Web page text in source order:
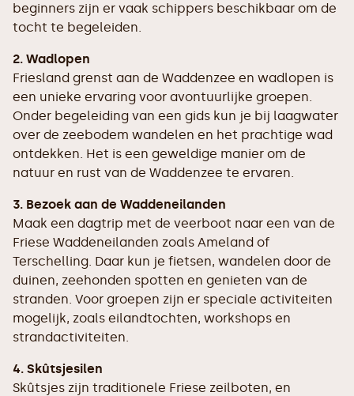
beginners zijn er vaak schippers beschikbaar om de
tocht te begeleiden.
2. Wadlopen
Friesland grenst aan de Waddenzee en wadlopen is
een unieke ervaring voor avontuurlijke groepen.
Onder begeleiding van een gids kun je bij laagwater
over de zeebodem wandelen en het prachtige wad
ontdekken. Het is een geweldige manier om de
natuur en rust van de Waddenzee te ervaren.
3. Bezoek aan de Waddeneilanden
Maak een dagtrip met de veerboot naar een van de
Friese Waddeneilanden zoals Ameland of
Terschelling. Daar kun je fietsen, wandelen door de
duinen, zeehonden spotten en genieten van de
stranden. Voor groepen zijn er speciale activiteiten
mogelijk, zoals eilandtochten, workshops en
strandactiviteiten.
4. Skûtsjesilen
Skûtsjes zijn traditionele Friese zeilboten, en